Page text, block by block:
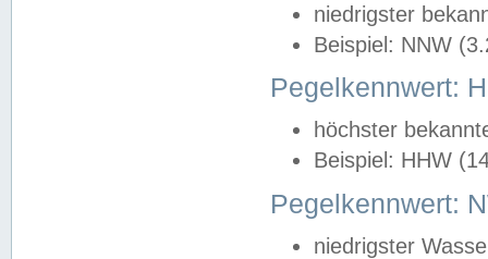
niedrigster
Beispiel: NNW
Pegelkennwert:
höchster
Beispiel: HHW
Pegelkennwert:
niedrigster